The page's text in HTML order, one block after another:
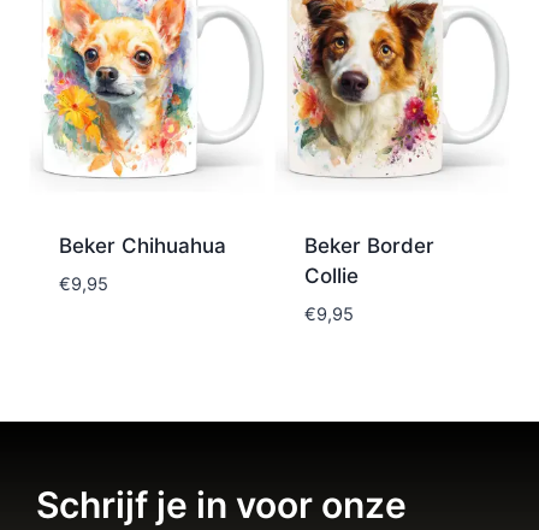
Beker Chihuahua
€9,95
Beker Border
Collie
€9,95
Schrijf je in voor onze